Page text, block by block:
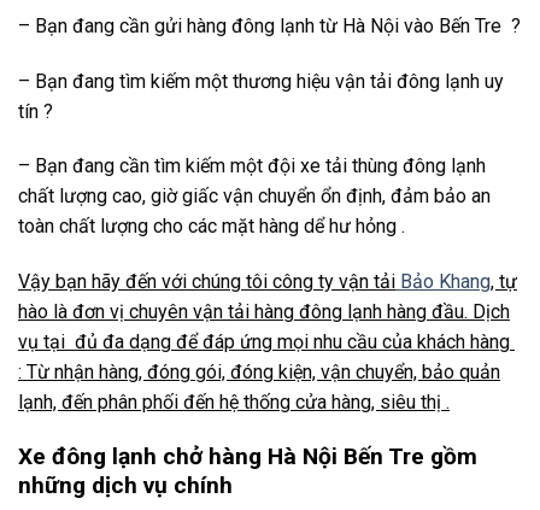
– Bạn đang cần gửi hàng đông lạnh từ Hà Nội vào Bến Tre ?
– Bạn đang tìm kiếm một thương hiệu vận tải đông lạnh uy
tín ?
– Bạn đang cần tìm kiếm một đội xe tải thùng đông lạnh
chất lượng cao, giờ giấc vận chuyển ổn định, đảm bảo an
toàn chất lượng cho các mặt hàng dể hư hỏng .
Vậy bạn hãy đến với chúng tôi công ty vận tải Bảo Khang, tự
hào là đơn vị chuyên vận tải hàng đông lạnh hàng đầu. Dịch
vụ tại đủ đa dạng để đáp ứng mọi nhu cầu của khách hàng
: Từ nhận hàng, đóng gói, đóng kiện, vận chuyển, bảo quản
lạnh, đến phân phối đến hệ thống cửa hàng, siêu thị .
Xe đông lạnh chở hàng Hà Nội Bến Tre gồm
những dịch vụ chính